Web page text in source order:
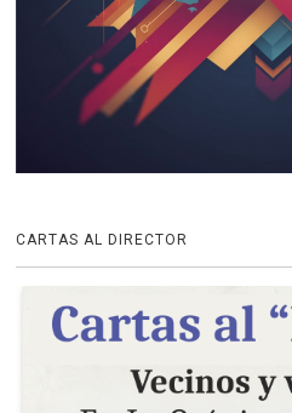
CARTAS AL DIRECTOR